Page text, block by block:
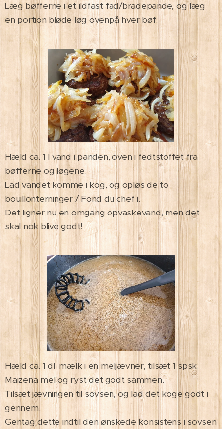
Læg bøfferne i et ildfast fad/bradepande, og læg
en portion bløde løg ovenpå hver bøf.
Hæld ca. 1 l vand i panden, oven i fedtstoffet fra
bøfferne og løgene.
Lad vandet komme i kog, og opløs de to
bouillonterninger / Fond du chef i.
Det ligner nu en omgang opvaskevand, men det
skal nok blive godt!
Hæld ca. 1 dl. mælk i en meljævner, tilsæt 1 spsk.
Maizena mel og ryst det godt sammen.
Tilsæt jævningen til sovsen, og lad det koge godt i
gennem.
Gentag dette indtil den ønskede konsistens i sovsen